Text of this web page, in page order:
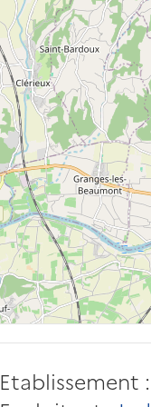
Etablissement :